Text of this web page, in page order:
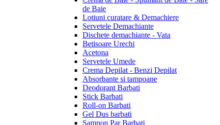
de Baie
Lotiuni curatare & Demachiere
Servetele Demachiante
Dischete demachiante - Vata
Betisoare Urechi
Acetona
Servetele Umede
Crema Depilat - Benzi Depilat
Absorbante si tampoane
Deodorant Barbati
Stick Barbati
Roll-on Barbati
Gel Dus barbati
Sampon Par Barbati